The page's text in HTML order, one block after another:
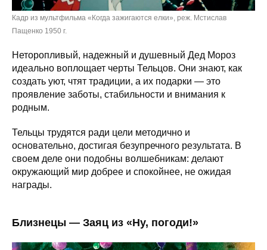
Кадр из мультфильма «Когда зажигаются елки», реж. Мстислав
Пащенко 1950 г.
Неторопливый, надежный и душевный Дед Мороз
идеально воплощает черты Тельцов. Они знают, как
создать уют, чтят традиции, а их подарки — это
проявление заботы, стабильности и внимания к
родным.
Тельцы трудятся ради цели методично и
основательно, достигая безупречного результата. В
своем деле они подобны волшебникам: делают
окружающий мир добрее и спокойнее, не ожидая
награды.
Близнецы — Заяц из «Ну, погоди!»